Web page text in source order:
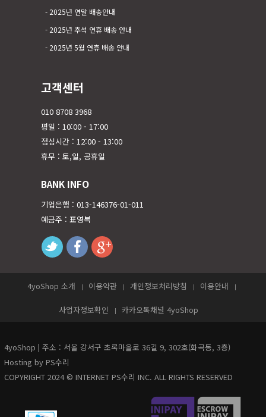
2025년 연말 배송안내
2025년 추석 연휴 배송 안내
2025년 5월 연휴 배송 안내
고객센터
010 8708 3968
평일 : 10:00 - 17:00
점심시간 : 12:00 - 13:00
휴무 : 토,일, 공휴일
BANK INFO
기업은행 : 013-146376-01-011
예금주 : 표영복
twitterfacebook
4yoShop 소개 이용약관 개인정보처리방침 이용안내
사업자정보확인 카카오톡채널 4yoShop
4yoShop | 주소 : 서울 강서구 초록마을로 36길 9, 302호(화곡동, 3층)
Hosting by PS수리
COPYRIGHT 2024 © INTERNET PS수리 INC. ALL RIGHTS RESERVED